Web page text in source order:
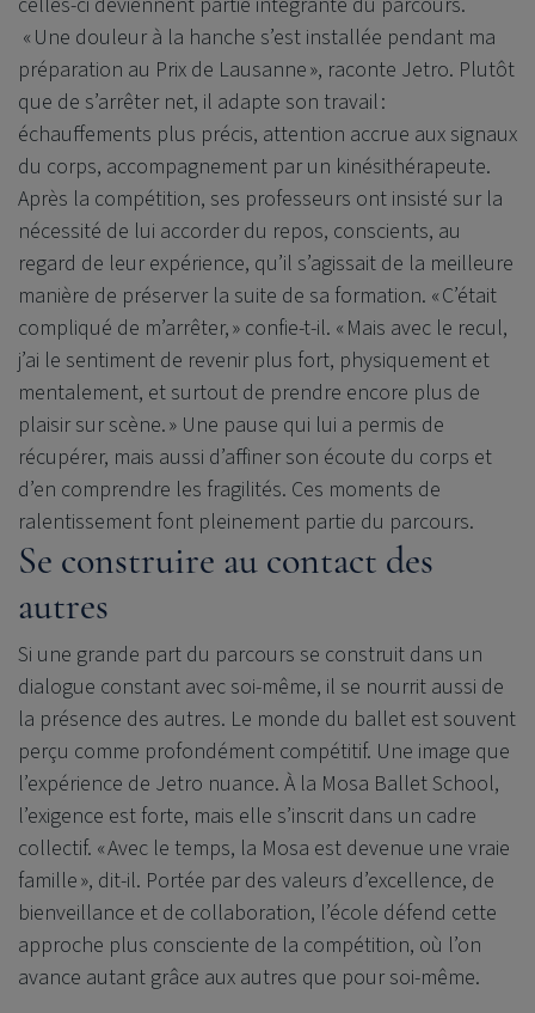
« Une douleur à la hanche s’est installée pendant ma
préparation au Prix de Lausanne », raconte Jetro. Plutôt
que de s’arrêter net, il adapte son travail :
échauffements plus précis, attention accrue aux signaux
du corps, accompagnement par un kinésithérapeute.
Après la compétition, ses professeurs ont insisté sur la
nécessité de lui accorder du repos, conscients, au
regard de leur expérience, qu’il s’agissait de la meilleure
manière de préserver la suite de sa formation. « C’était
compliqué de m’arrêter, » confie‑t‑il. « Mais avec le recul,
j’ai le sentiment de revenir plus fort, physiquement et
mentalement, et surtout de prendre encore plus de
plaisir sur scène. » Une pause qui lui a permis de
récupérer, mais aussi d’affiner son écoute du corps et
d’en comprendre les fragilités. Ces moments de
ralentissement font pleinement partie du parcours.
Se construire au contact des
autres
Si une grande part du parcours se construit dans un
dialogue constant avec soi-même, il se nourrit aussi de
la présence des autres. Le monde du ballet est souvent
perçu comme profondément compétitif. Une image que
l’expérience de Jetro nuance. À la Mosa Ballet School,
l’exigence est forte, mais elle s’inscrit dans un cadre
collectif. « Avec le temps, la Mosa est devenue une vraie
famille », dit‑il. Portée par des valeurs d’excellence, de
bienveillance et de collaboration, l’école défend cette
approche plus consciente de la compétition, où l’on
avance autant grâce aux autres que pour soi-même.